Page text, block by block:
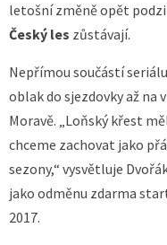
letošní změně opět
Český les zůstávají.
Nepřímou součástí
oblak do sjezdovky až na
Moravě. „Loňský křest
chceme zachovat jako
sezony,“ vysvětluje
jako odměnu zdarma
2017.